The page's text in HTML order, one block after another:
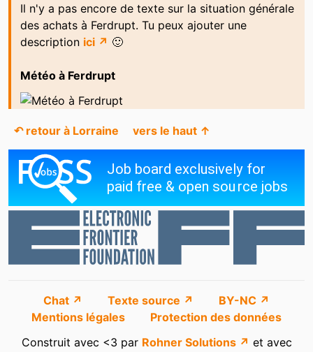
Il n'y a pas encore de texte sur la situation générale
des achats à Ferdrupt. Tu peux ajouter une
description ici ↗ 🙂
Météo à Ferdrupt
↶ retour à Lorraine vers le haut ↑
Chat ↗ Texte source ↗
BY-NC ↗
Mentions légales
Protection des données
Construit avec <3 par Rohner Solutions ↗ et avec